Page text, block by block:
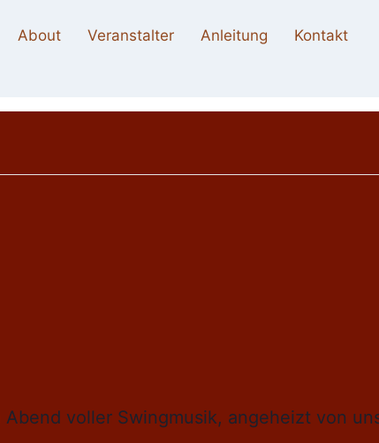
About Veranstalter Anleitung Kontakt
voller Swingmusik, angeheizt von